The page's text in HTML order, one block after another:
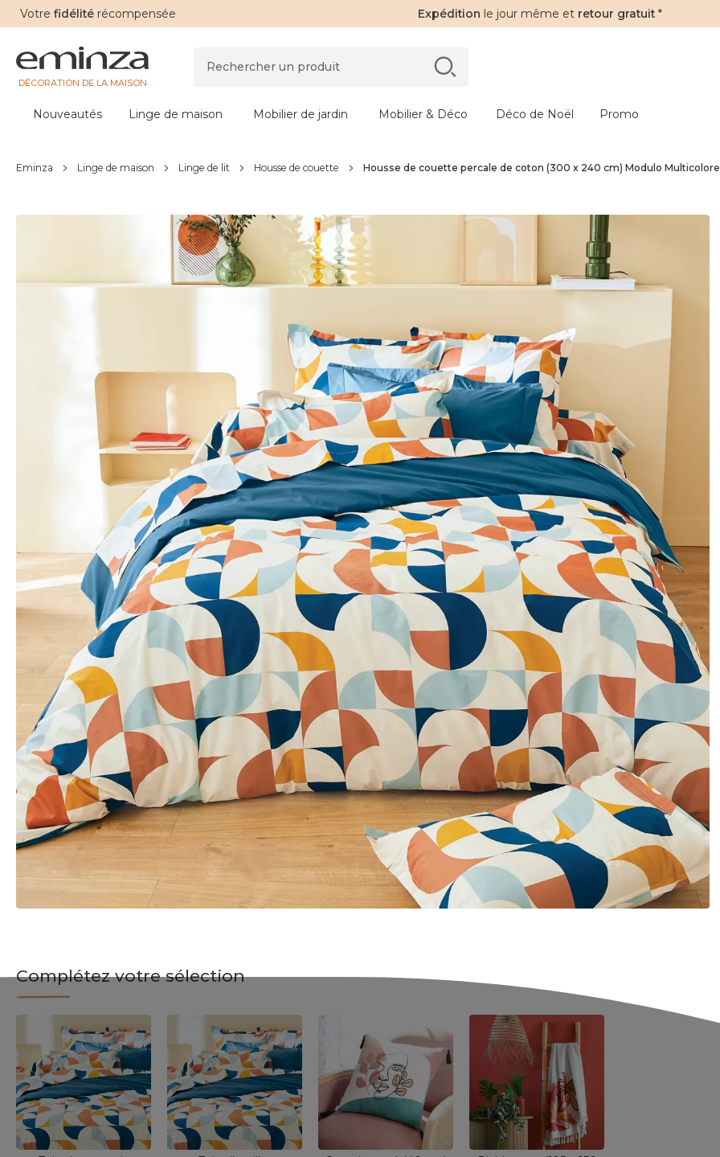
Votre fidélité récompensée Expédition le jour même et retour gratuit *
DÉCORATION DE LA MAISON
Nouveautés Linge de maison Mobilier de jardin Mobilier & Déco Déco de Noël Promo
Eminza Linge de maison Linge de lit Housse de couette Housse de couette percale de coton (300 x 240 cm) Modulo Multicolore
Complétez votre sélection